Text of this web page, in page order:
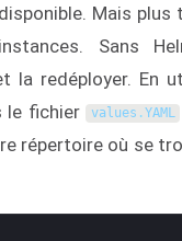
Mais plus
Sans
la redéployer. En
le fichier
values .YAML
répertoire où se